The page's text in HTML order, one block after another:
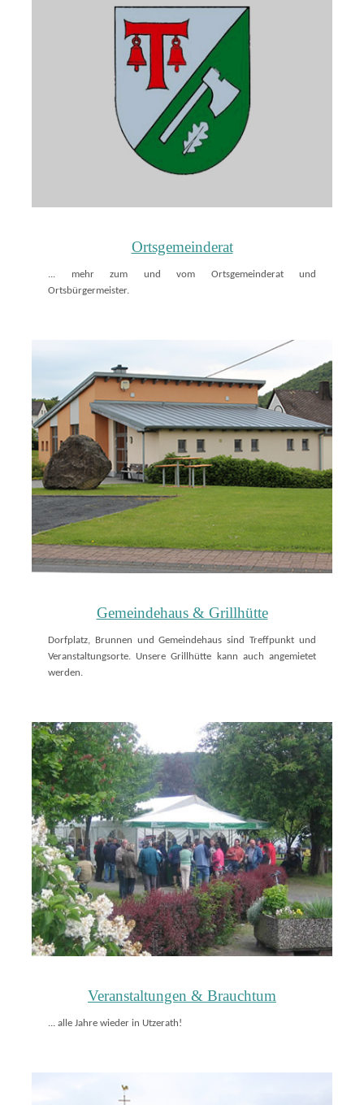
Ortsgemeinderat
... mehr zum und vom Ortsgemeinderat und
Ortsbürgermeister.
Gemeindehaus & Grillhütte
Dorfplatz, Brunnen und Gemeindehaus sind Treffpunkt und
Veranstaltungsorte. Unsere Grillhütte kann auch angemietet
werden.
Veranstaltungen & Brauchtum
... alle Jahre wieder in Utzerath!